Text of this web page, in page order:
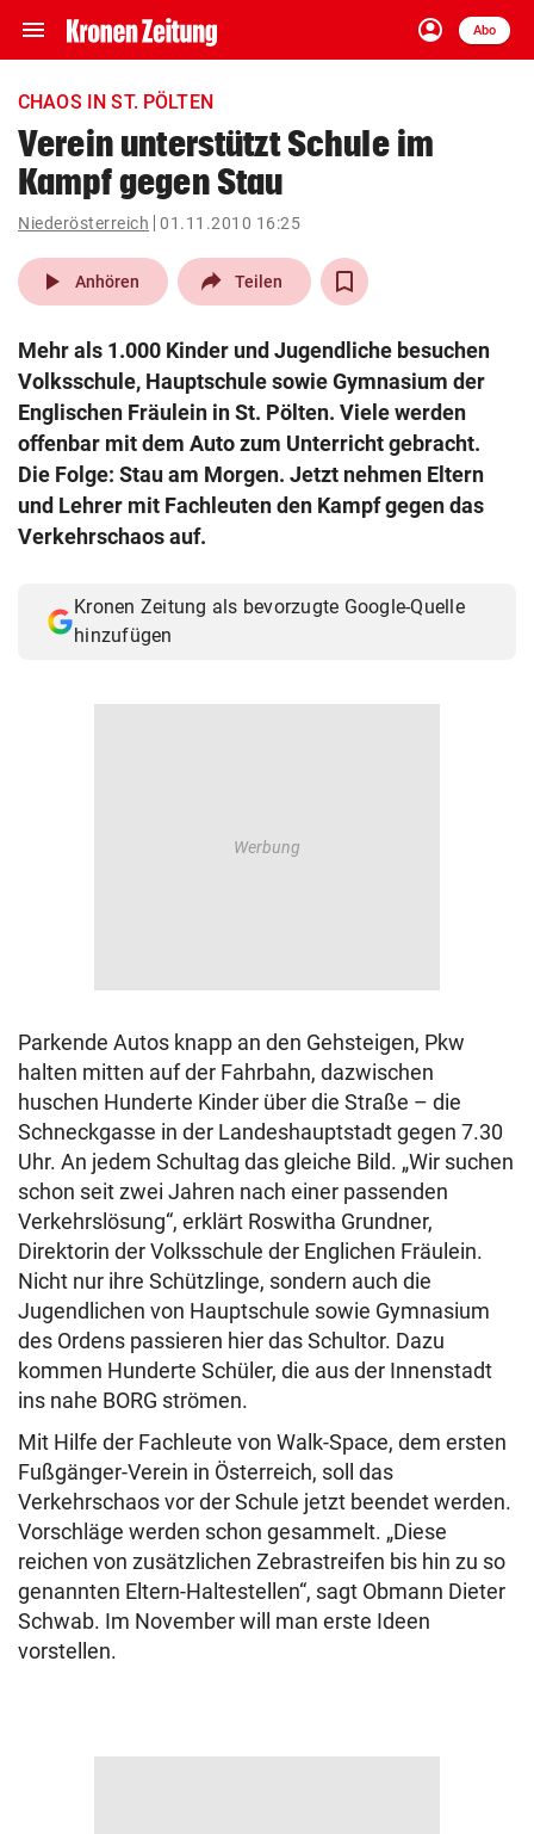
menu Navigation
ein-/ausklappen
account_circle
Anmelden
Abo
close Schließen
account_circle Anmelden
pin_drop
Wien arrow_right
search
Suchbegriff
eingeben
CHAOS IN ST. PÖLTEN
Verein unterstützt Schule im
Kampf gegen Stau
Niederösterreich 01.11.2010 16:25
play_arrow Anhören Teilen
Mehr als 1.000 Kinder und Jugendliche besuchen
Volksschule, Hauptschule sowie Gymnasium der
Englischen Fräulein in St. Pölten. Viele werden
offenbar mit dem Auto zum Unterricht gebracht.
Die Folge: Stau am Morgen. Jetzt nehmen Eltern
und Lehrer mit Fachleuten den Kampf gegen das
Verkehrschaos auf.
Kronen Zeitung als bevorzugte Google-Quelle
hinzufügen
Parkende Autos knapp an den Gehsteigen, Pkw
halten mitten auf der Fahrbahn, dazwischen
huschen Hunderte Kinder über die Straße – die
Schneckgasse in der Landeshauptstadt gegen 7.30
Uhr. An jedem Schultag das gleiche Bild. „Wir suchen
schon seit zwei Jahren nach einer passenden
Verkehrslösung“, erklärt Roswitha Grundner,
Direktorin der Volksschule der Englichen Fräulein.
Nicht nur ihre Schützlinge, sondern auch die
Jugendlichen von Hauptschule sowie Gymnasium
des Ordens passieren hier das Schultor. Dazu
kommen Hunderte Schüler, die aus der Innenstadt
ins nahe BORG strömen.
Mit Hilfe der Fachleute von Walk-Space, dem ersten
Fußgänger-Verein in Österreich, soll das
Verkehrschaos vor der Schule jetzt beendet werden.
Vorschläge werden schon gesammelt. „Diese
reichen von zusätzlichen Zebrastreifen bis hin zu so
genannten Eltern-Haltestellen“, sagt Obmann Dieter
Schwab. Im November will man erste Ideen
vorstellen.